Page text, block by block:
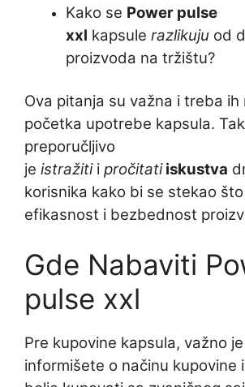
Kako se Power pulse
xxl kapsule razlikuju od
proizvoda na tržištu?
Ova pitanja su važna i treba
početka upotrebe kapsula.
preporučljivo
je istražitii pročitatiiskustva
korisnika kako bi se stekao
efikasnost i bezbednost
Gde Nabaviti
pulse xxl
Pre kupovine kapsula, važno
informišete o načinu kupovine